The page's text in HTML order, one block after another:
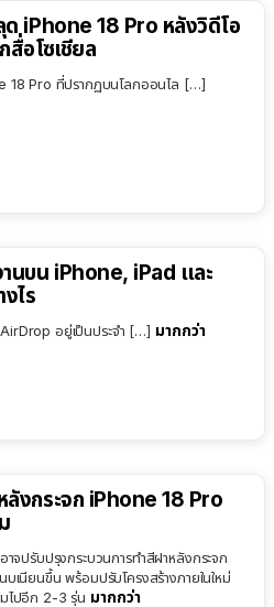
iPhone 18 Pro หลังวิดีโอ
สื่อโซเชียล
18 Pro ที่ปรากฏบนโลกออนไล […]
นบน iPhone, iPad และ
ไร
อยู่เป็นประจำ […] มากกว่า
งกระจก iPhone 18 Pro
จปรับปรุงกระบวนการทำสีฝาหลังกระจก
บเนียนขึ้น พร้อมปรับโครงสร้างภายในใหม่
มไปอีก 2-3 รุ่น มากกว่า